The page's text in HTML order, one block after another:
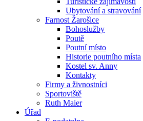
Ubytování a stravování
Farnost Žarošice
Bohoslužby
Poutě
Poutní místo
Historie poutního místa
Kostel sv. Anny
Kontakty
Firmy a živnostníci
Sportoviště
Ruth Maier
Úřad